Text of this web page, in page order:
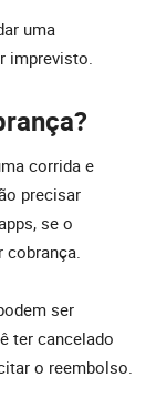
uma
imprevisto.
corrida e
precisar
se o
ser
ter cancelado
o reembolso.